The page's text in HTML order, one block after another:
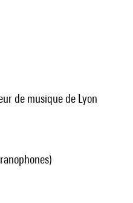
de musique de Lyon